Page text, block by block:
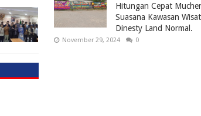
Hitungan Cepat
Suasana Kawasan
Dinesty Land Normal.
November 29, 2024 0